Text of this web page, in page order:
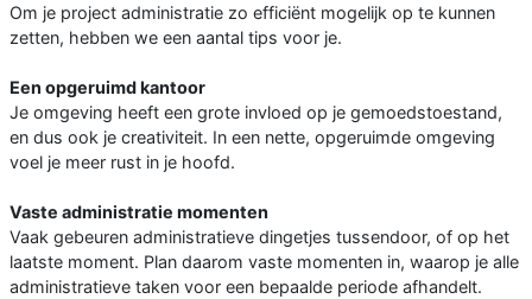
Om je project administratie zo efficiënt mogelijk op te kunnen
zetten, hebben we een aantal tips voor je.
Een opgeruimd kantoor
Je omgeving heeft een grote invloed op je gemoedstoestand,
en dus ook je creativiteit. In een nette, opgeruimde omgeving
voel je meer rust in je hoofd.
Vaste administratie momenten
Vaak gebeuren administratieve dingetjes tussendoor, of op het
laatste moment. Plan daarom vaste momenten in, waarop je alle
administratieve taken voor een bepaalde periode afhandelt.